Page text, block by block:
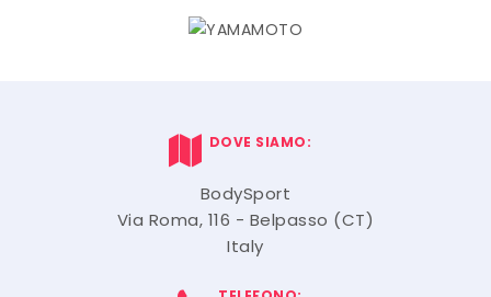
DOVE SIAMO:
BodySport
Via Roma, 116 - Belpasso (CT)
Italy